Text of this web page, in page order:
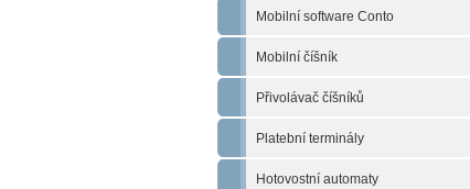
Mobilní software Conto
Mobilní číšník
Přivolávač číšníků
Platební terminály
Hotovostní automaty